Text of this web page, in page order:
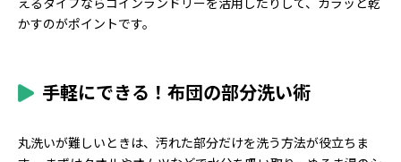
かすのがポイントです。
手軽にできる！布団の部分洗い術
丸洗いが難しいときは、汚れた部分だけを洗う方法が役立ちま